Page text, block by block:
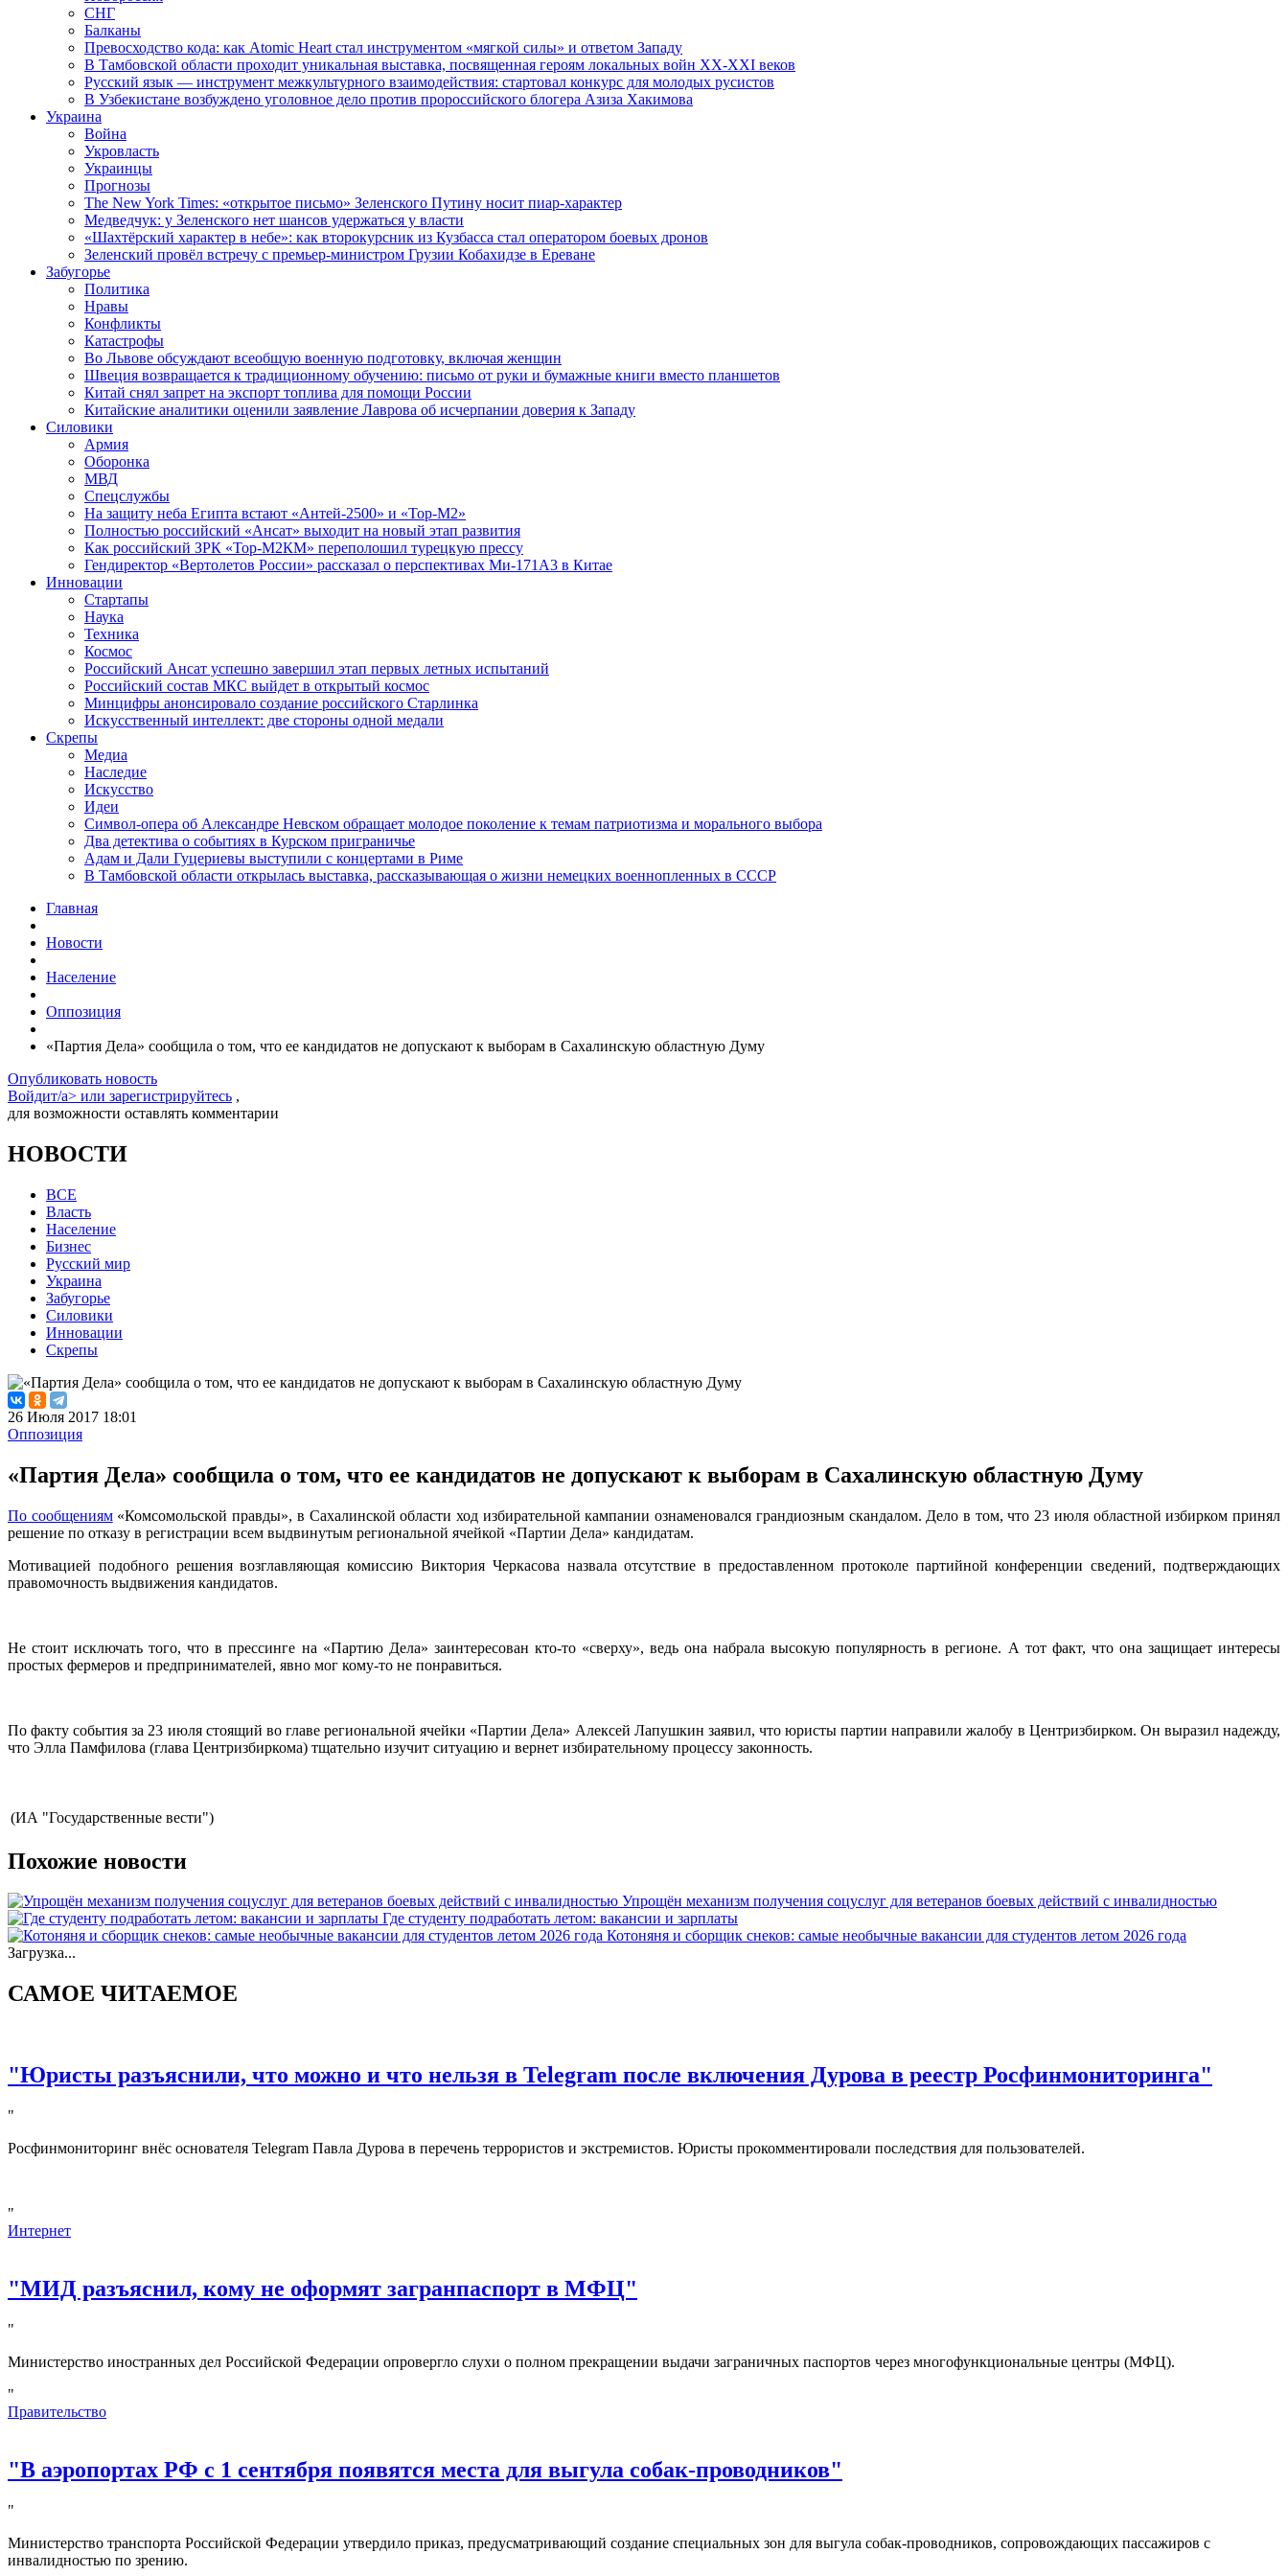
СНГ
Балканы
Превосходство кода: как Atomic Heart стал инструментом «мягкой силы» и ответом Западу
В Тамбовской области проходит уникальная выставка, посвященная героям локальных войн XX-XXI веков
Русский язык — инструмент межкультурного взаимодействия: стартовал конкурс для молодых русистов
В Узбекистане возбуждено уголовное дело против пророссийского блогера Азиза Хакимова
Украина
Война
Укровласть
Украинцы
Прогнозы
The New York Times: «открытое письмо» Зеленского Путину носит пиар-характер
Медведчук: у Зеленского нет шансов удержаться у власти
«Шахтёрский характер в небе»: как второкурсник из Кузбасса стал оператором боевых дронов
Зеленский провёл встречу с премьер-министром Грузии Кобахидзе в Ереване
Забугорье
Политика
Нравы
Конфликты
Катастрофы
Во Львове обсуждают всеобщую военную подготовку, включая женщин
Швеция возвращается к традиционному обучению: письмо от руки и бумажные книги вместо планшетов
Китай снял запрет на экспорт топлива для помощи России
Китайские аналитики оценили заявление Лаврова об исчерпании доверия к Западу
Силовики
Армия
Оборонка
МВД
Спецслужбы
На защиту неба Египта встают «Антей-2500» и «Тор-М2»
Полностью российский «Ансат» выходит на новый этап развития
Как российский ЗРК «Тор-М2КМ» переполошил турецкую прессу
Гендиректор «Вертолетов России» рассказал о перспективах Ми-171А3 в Китае
Инновации
Стартапы
Наука
Техника
Космос
Российский Ансат успешно завершил этап первых летных испытаний
Российский состав МКС выйдет в открытый космос
Минцифры анонсировало создание российского Старлинка
Искусственный интеллект: две стороны одной медали
Скрепы
Медиа
Наследие
Искусство
Идеи
Символ-опера об Александре Невском обращает молодое поколение к темам патриотизма и морального выбора
Два детектива о событиях в Курском приграничье
Адам и Дали Гуцериевы выступили с концертами в Риме
В Тамбовской области открылась выставка, рассказывающая о жизни немецких военнопленных в СССР
Главная
Новости
Население
Оппозиция
«Партия Дела» сообщила о том, что ее кандидатов не допускают к выборам в Сахалинскую областную Думу
Опубликовать новость
Войдит/a> или зарегистрируйтесь ,
для возможности оставлять комментарии
НОВОСТИ
ВСЕ
Власть
Население
Бизнес
Русский мир
Украина
Забугорье
Силовики
Инновации
Скрепы
26 Июля 2017 18:01
Оппозиция
«Партия Дела» сообщила о том, что ее кандидатов не допускают к выборам в Сахалинскую областную Думу
По сообщениям«Комсомольской правды», в Сахалинской области ход избирательной кампании ознаменовался грандиозным скандалом. Дело в том, что 23 июля областной избирком принял
решение по отказу в регистрации всем выдвинутым региональной ячейкой «Партии Дела» кандидатам.
Мотивацией подобного решения возглавляющая комиссию Виктория Черкасова назвала отсутствие в предоставленном протоколе партийной конференции сведений, подтверждающих
правомочность выдвижения кандидатов.
Не стоит исключать того, что в прессинге на «Партию Дела» заинтересован кто-то «сверху», ведь она набрала высокую популярность в регионе. А тот факт, что она защищает интересы
простых фермеров и предпринимателей, явно мог кому-то не понравиться.
По факту события за 23 июля стоящий во главе региональной ячейки «Партии Дела» Алексей Лапушкин заявил, что юристы партии направили жалобу в Центризбирком. Он выразил надежду,
что Элла Памфилова (глава Центризбиркома) тщательно изучит ситуацию и вернет избирательному процессу законность.
(ИА "Государственные вести")
Похожие новости
Упрощён механизм получения соцуслуг для ветеранов боевых действий с инвалидностью
Где студенту подработать летом: вакансии и зарплаты
Котоняня и сборщик снеков: самые необычные вакансии для студентов летом 2026 года
Загрузка...
САМОЕ ЧИТАЕМОЕ
"Юристы разъяснили, что можно и что нельзя в Telegram после включения Дурова в реестр Росфинмониторинга"
"
Росфинмониторинг внёс основателя Telegram Павла Дурова в перечень террористов и экстремистов. Юристы прокомментировали последствия для пользователей.
"
Интернет
"МИД разъяснил, кому не оформят загранпаспорт в МФЦ"
"
Министерство иностранных дел Российской Федерации опровергло слухи о полном прекращении выдачи заграничных паспортов через многофункциональные центры (МФЦ).
"
Правительство
"В аэропортах РФ с 1 сентября появятся места для выгула собак-проводников"
"
Министерство транспорта Российской Федерации утвердило приказ, предусматривающий создание специальных зон для выгула собак-проводников, сопровождающих пассажиров с
инвалидностью по зрению.